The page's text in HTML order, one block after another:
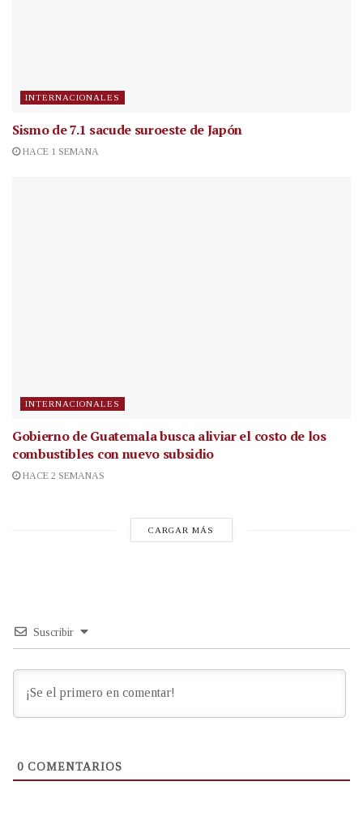
INTERNACIONALES
Sismo de 7.1 sacude suroeste de Japón
HACE 1 SEMANA
INTERNACIONALES
Gobierno de Guatemala busca aliviar el costo de los
combustibles con nuevo subsidio
HACE 2 SEMANAS
CARGAR MÁS
Suscribir
0 COMENTARIOS